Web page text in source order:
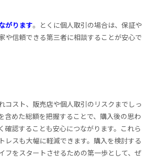
がります。とくに個人取引の場合は、保証や
や信頼できる第三者に相談することが安心で
コスト、販売店や個人取引のリスクまでしっ
めた総額を把握することで、購入後の思わ
認することも安心につながります。これら
スも大幅に軽減できます。購入を検討する
フをスタートさせるための第一歩として、ぜ